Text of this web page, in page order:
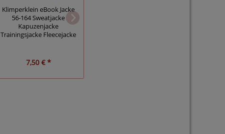
Klimperklein eBook Jacke
56-164 Sweatjacke
Kapuzenjacke
Trainingsjacke Fleecejacke
7,50 € *